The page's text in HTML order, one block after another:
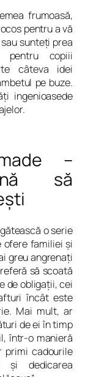
frumoasă,
pentru a vă
sunteţi prea
pentru copiii
câteva idei
pe buze.
ingenioasede
–
să
o serie
ofere familiei şi
greu angrenaţi
să scoată
de obligaţii, cei
încât este
Mai mult, ar
de ei în timp
într-o manieră
primi cadourile
şi dedicarea